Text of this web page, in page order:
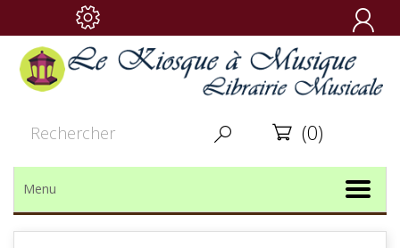

  (0)
Menu